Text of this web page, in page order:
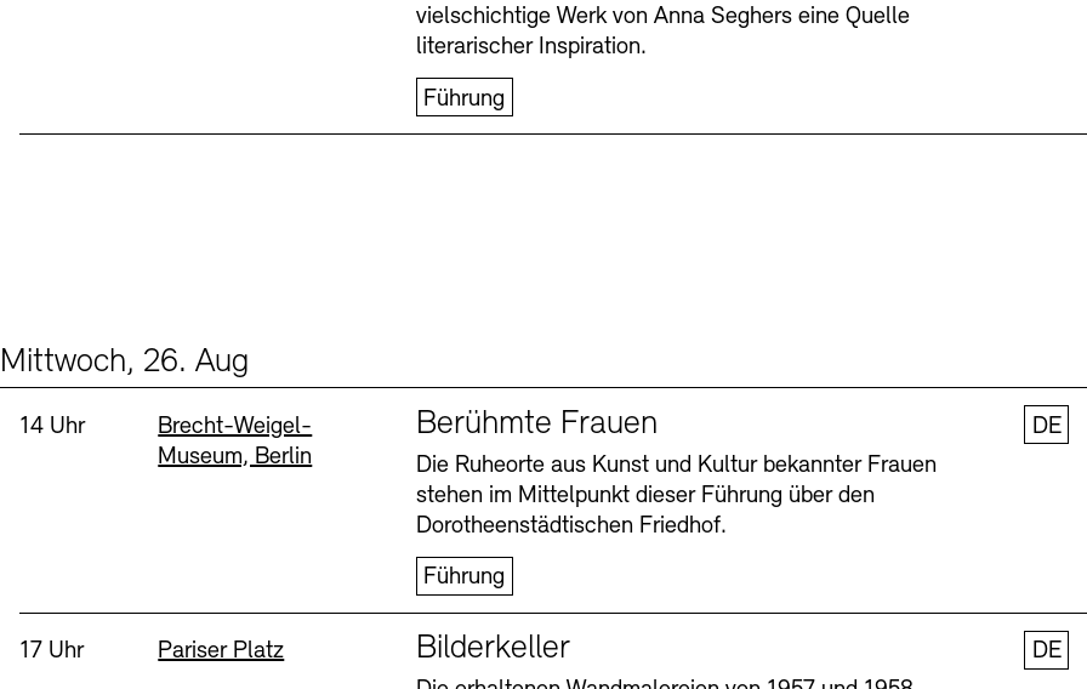
vielschichtige Werk von Anna Seghers eine Quelle
literarischer Inspiration.
Führung
Mittwoch, 26. Aug
Uhrzeit:
14 Uhr Standort
Brecht-Weigel-
Museum, Berlin
Berühmte Frauen
Die Ruheorte aus Kunst und Kultur bekannter Frauen
stehen im Mittelpunkt dieser Führung über den
Dorotheenstädtischen Friedhof.
Führung
DE
Uhrzeit:
17 Uhr Standort
Pariser Platz Bilderkeller
DE